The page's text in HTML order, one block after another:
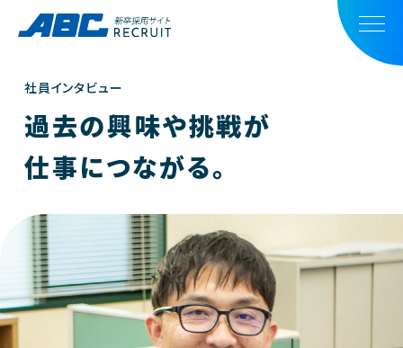
社員インタビュー
過去の興味や挑戦が
仕事につながる。